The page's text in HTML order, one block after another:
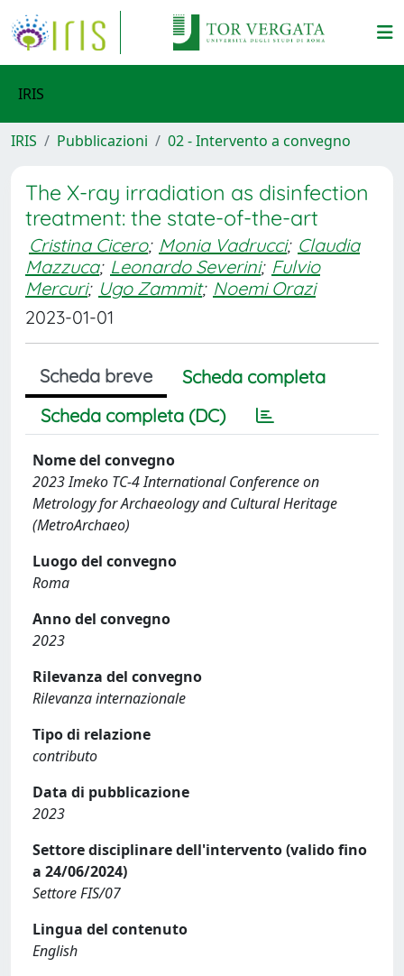
IRIS
IRIS Pubblicazioni 02 - Intervento a convegno
The X-ray irradiation as disinfection
treatment: the state-of-the-art
Cristina Cicero; Monia Vadrucci; Claudia
Mazzuca; Leonardo Severini; Fulvio
Mercuri; Ugo Zammit; Noemi Orazi
2023-01-01
Scheda breve
Scheda completa
Scheda completa (DC)
Nome del convegno
2023 Imeko TC-4 International Conference on
Metrology for Archaeology and Cultural Heritage
(MetroArchaeo)
Luogo del convegno
Roma
Anno del convegno
2023
Rilevanza del convegno
Rilevanza internazionale
Tipo di relazione
contributo
Data di pubblicazione
2023
Settore disciplinare dell'intervento (valido fino
a 24/06/2024)
Settore FIS/07
Lingua del contenuto
English